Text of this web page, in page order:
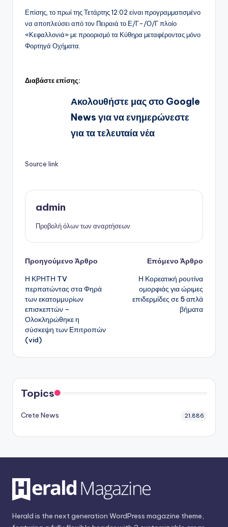
Επίσης, το πρωί της Τετάρτης 12.02 είναι προγραμματισμένο
να αποπλεύσει από τον Πειραιά το Ε/Γ-/Ο/Γ πλοίο
«Κεφαλλονιά» με προορισμό τα Κύθηρα μεταφέροντας μόνο
Φορτηγά Οχήματα.
Διαβάστε επίσης:
Ακολουθήστε μας στο Google
News για να ενημερώνεστε
για τα τελευταία νέα
Source link
admin
Προβολή όλων των αναρτήσεων
Πλοήγηση
δημοσιεύσεων
Προηγούμενο Άρθρο
Η ΚΡΗΤΗ TV
περπατώντας στα Φηρά
των εκατομμυρίων
επισκεπτών –
Ολοκληρώθηκε η
σύσκεψη των Επιτροπών
(vid)
Επόμενο Άρθρο
Η Κορεατική ρουτίνα
ομορφιάς για ώριμες
επιδερμίδες σε 5 απλά
βήματα
Topics
Crete News 21,886
Herald is the next generation WordPress magazine theme,